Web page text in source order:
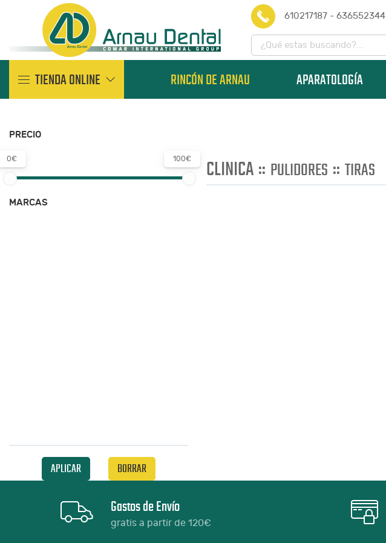
610217187 - 636552344
TIENDA ONLINE RINCÓN DE ARNAU APARATOLOGÍA
PRECIO
0€ 100€
MARCAS
APLICAR BORRAR
CLINICA :: PULIDORES :: TIRAS
Gastos de Envío
gratis a partir de 120€